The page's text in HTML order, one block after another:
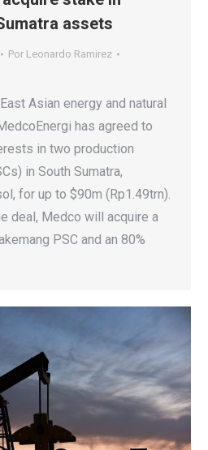
assets
Por Leonardo Ramirez
Asian energy and natural
has agreed to
in two production
in South Sumatra,
for up to $90m (Rp1.49trn).
deal, Medco will acquire a
PSC and an 80%